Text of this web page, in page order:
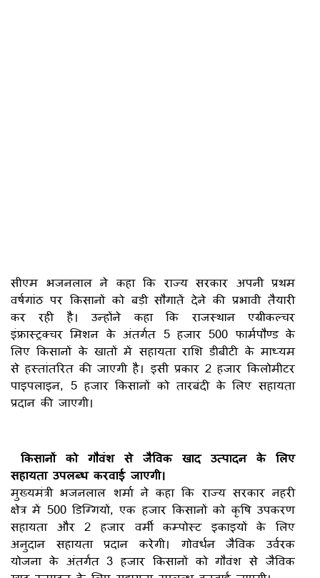
सीएम भजनलाल ने कहा कि राज्य सरकार अपनी प्रथम
वर्षगांठ पर किसानों को बड़ी सौगातें देने की प्रभावी तैयारी
कर रही है। उन्होंने कहा कि राजस्थान एग्रीकल्चर
इंफ्रास्ट्रक्चर मिशन के अंतर्गत 5 हजार 500 फार्मपौण्ड के
लिए किसानों के खातों में सहायता राशि डीबीटी के माध्यम
से हस्तांतरित की जाएगी है। इसी प्रकार 2 हजार किलोमीटर
पाइपलाइन, 5 हजार किसानों को तारबंदी के लिए सहायता
प्रदान की जाएगी।
किसानों को गौवंश से जैविक खाद उत्पादन के लिए
सहायता उपलब्ध करवाई जाएगी।
मुख्यमंत्री भजनलाल शर्मा ने कहा कि राज्य सरकार नहरी
क्षेत्र में 500 डिग्गियों, एक हजार किसानों को कृषि उपकरण
सहायता और 2 हजार वर्मी कम्पोस्ट इकाइयों के लिए
अनुदान सहायता प्रदान करेगी। गोवर्धन जैविक उर्वरक
योजना के अंतर्गत 3 हजार किसानों को गौवंश से जैविक